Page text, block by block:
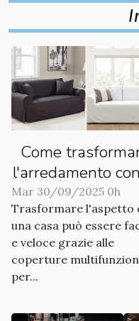
micro case
Come
l'arredamento
coperture
multifunzionali
Mar 30/09/2025 0h
Trasformare l'aspetto
una casa può essere
e veloce grazie alle
coperture
per...